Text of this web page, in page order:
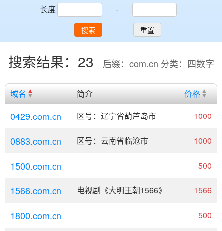
长度
-
搜索 重置
搜索结果：23 后缀：com.cn 分类：四数字
域名 简介 价格
0429.com.cn 区号：辽宁省葫芦岛市 1000
0883.com.cn 区号：云南省临沧市 1000
1500.com.cn 500
1566.com.cn 电视剧《大明王朝1566》 1566
1800.com.cn 500